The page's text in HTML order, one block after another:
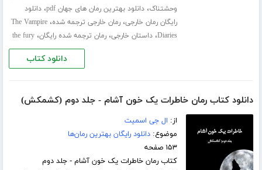
وحشتناک،دانلود بهترین رمان های جهان pdf ،دانلود
رایگان رمان خارجی،رمان خارجی ترجمه شده،The Vampire
Diaries،داستان خارجی،رمان ترجمه شده رایگان،the fury
دانلود کتاب
دانلود کتاب رمان خاطرات یک خون آشام - جلد دوم (کشمکش)
از: ال جی اسمیت
موضوع:دانلود رایگان بهترین رمان‌ها
۱۵۳ صفحه
کتاب رمان خاطرات یک خون آشام - جلد دوم